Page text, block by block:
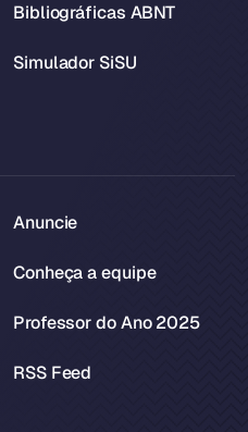
Bibliográficas ABNT
Simulador SiSU
Anuncie
Conheça a equipe
Professor do Ano 2025
RSS Feed